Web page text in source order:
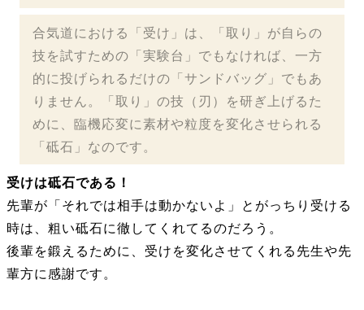
合気道における「受け」は、「取り」が自らの
技を試すための「実験台」でもなければ、一方
的に投げられるだけの「サンドバッグ」でもあ
りません。「取り」の技（刃）を研ぎ上げるた
めに、臨機応変に素材や粒度を変化させられる
「砥石」なのです。
受けは砥石である！
先輩が「それでは相手は動かないよ」とがっちり受ける
時は、粗い砥石に徹してくれてるのだろう。
後輩を鍛えるために、受けを変化させてくれる先生や先
輩方に感謝です。